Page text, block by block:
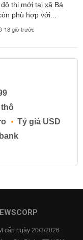
thị mới tại xã Bá
phù hợp với...
18 giờ trước
thô
Tỷ giá USD
cấp ngày 20/3/2026